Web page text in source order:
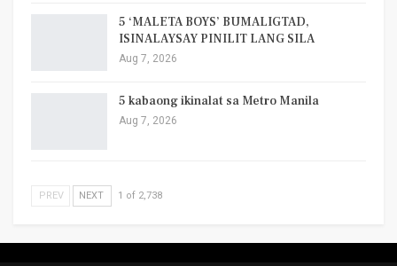
5 ‘MALETA BOYS’ BUMALIGTAD,
ISINALAYSAY PINILIT LANG SILA
Aug 7, 2026
5 kabaong ikinalat sa Metro Manila
Aug 7, 2026
PREV NEXT 1 of 2,738